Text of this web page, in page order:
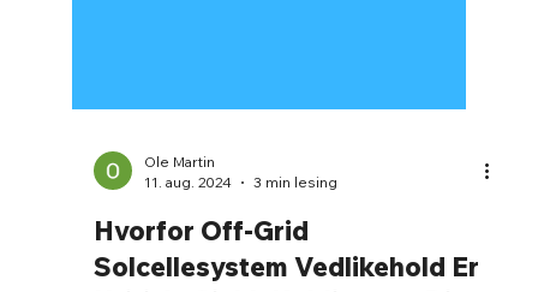
11. aug. 2024
3 min lesing
Hvorfor Off-Grid